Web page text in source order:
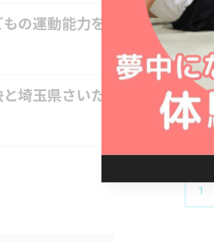
の運動能力を伸ばす最適な
埼玉県さいたま市本庄市で運
1